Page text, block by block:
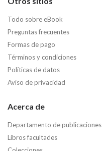
Todo sobre eBook
Preguntas frecuentes
Formas de pago
Términos y condiciones
Políticas de datos
Aviso de privacidad
Acerca de
Departamento de publicaciones
Libros facultades